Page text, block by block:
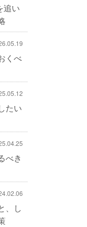
追い
くべ
たい
べき
、し